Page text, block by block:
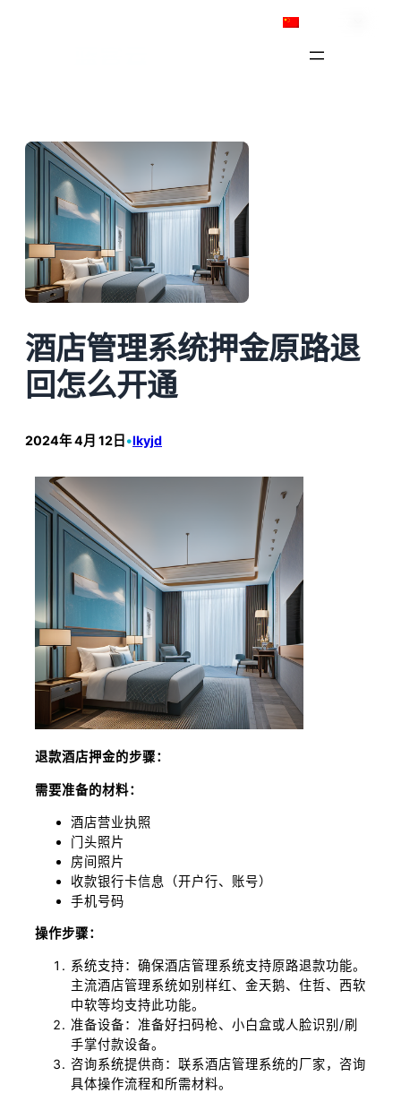
酒店管理系统押金原路退
回怎么开通
2024年 4月 12日 •lkyjd
退款酒店押金的步骤：
需要准备的材料：
酒店营业执照
门头照片
房间照片
收款银行卡信息（开户行、账号）
手机号码
操作步骤：
系统支持：确保酒店管理系统支持原路退款功能。
主流酒店管理系统如别样红、金天鹅、住哲、西软
中软等均支持此功能。
准备设备：准备好扫码枪、小白盒或人脸识别/刷
手掌付款设备。
咨询系统提供商：联系酒店管理系统的厂家，咨询
具体操作流程和所需材料。